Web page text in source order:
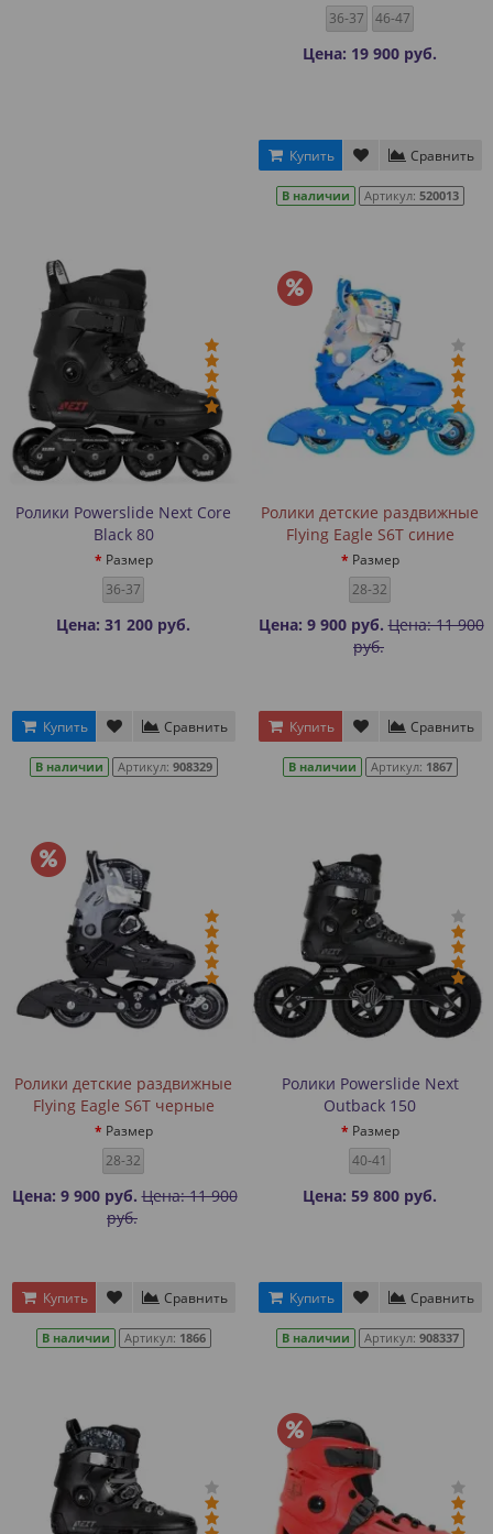
36-37
46-47
Цена: 19 900 руб.
Купить Сравнить
В наличии Артикул: 520013
Ролики Powerslide Next Core
Black 80
Размер
36-37
Цена: 31 200 руб.
Купить Сравнить
В наличии Артикул: 908329
Ролики детские раздвижные
Flying Eagle S6T синие
Размер
28-32
Цена: 9 900 руб. Цена: 11 900
руб.
Купить Сравнить
В наличии Артикул: 1867
Ролики детские раздвижные
Flying Eagle S6T черные
Размер
28-32
Цена: 9 900 руб. Цена: 11 900
руб.
Купить Сравнить
В наличии Артикул: 1866
Ролики Powerslide Next
Outback 150
Размер
40-41
Цена: 59 800 руб.
Купить Сравнить
В наличии Артикул: 908337